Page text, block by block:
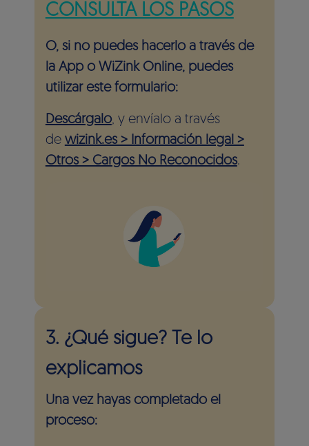
CONSULTA LOS PASOS
O, si no puedes hacerlo a través de
la App o WiZink Online, puedes
utilizar este formulario:
Descárgalo, y envíalo a través
de wizink.es > Información legal >
Otros > Cargos No Reconocidos.
3. ¿Qué sigue? Te lo
explicamos
Una vez hayas completado el
proceso: